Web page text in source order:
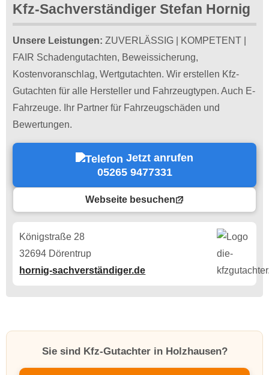
Kfz-Sachverständiger Stefan Hornig
Unsere Leistungen: ZUVERLÄSSIG | KOMPETENT |
FAIR Schadengutachten, Beweissicherung,
Kostenvoranschlag, Wertgutachten. Wir erstellen Kfz-
Gutachten für alle Hersteller und Fahrzeugtypen. Auch E-
Fahrzeuge. Ihr Partner für Fahrzeugschäden und
Bewertungen.
Jetzt anrufen
05265 9477331
Webseite besuchen
Königstraße 28
32694 Dörentrup
hornig-sachverständiger.de
Sie sind Kfz-Gutachter in Holzhausen?